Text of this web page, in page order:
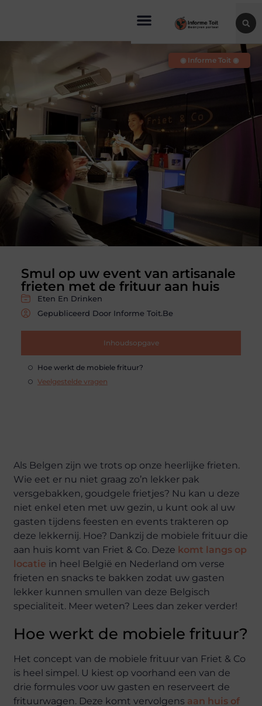
Smul op uw event van artisanale
frieten met de frituur aan huis
Eten En Drinken
Gepubliceerd Door Informe Toit.be
Inhoudsopgave
Hoe werkt de mobiele frituur?
Veelgestelde vragen
◉ Informe Toit ◉
Als Belgen zijn we trots op onze heerlijke frieten.
Wie eet er nu niet graag zo’n lekker pak
versgebakken, goudgele frietjes? Nu kan u deze
niet enkel eten met uw gezin, u kunt ook al uw
gasten tijdens feesten en events trakteren op
deze lekkernij. Hoe? Dankzij de mobiele frituur die
aan huis komt van Friet & Co. Deze komt langs op
locatie in heel België en Nederland om verse
frieten en snacks te bakken zodat uw gasten
lekker kunnen smullen van deze Belgisch
specialiteit. Meer weten? Lees dan zeker verder!
Hoe werkt de mobiele frituur?
Het concept van de mobiele frituur van Friet & Co
is heel simpel. U kiest op voorhand een van de
drie formules voor uw gasten en reserveert de
frituurwagen. Deze komt vervolgens aan huis of